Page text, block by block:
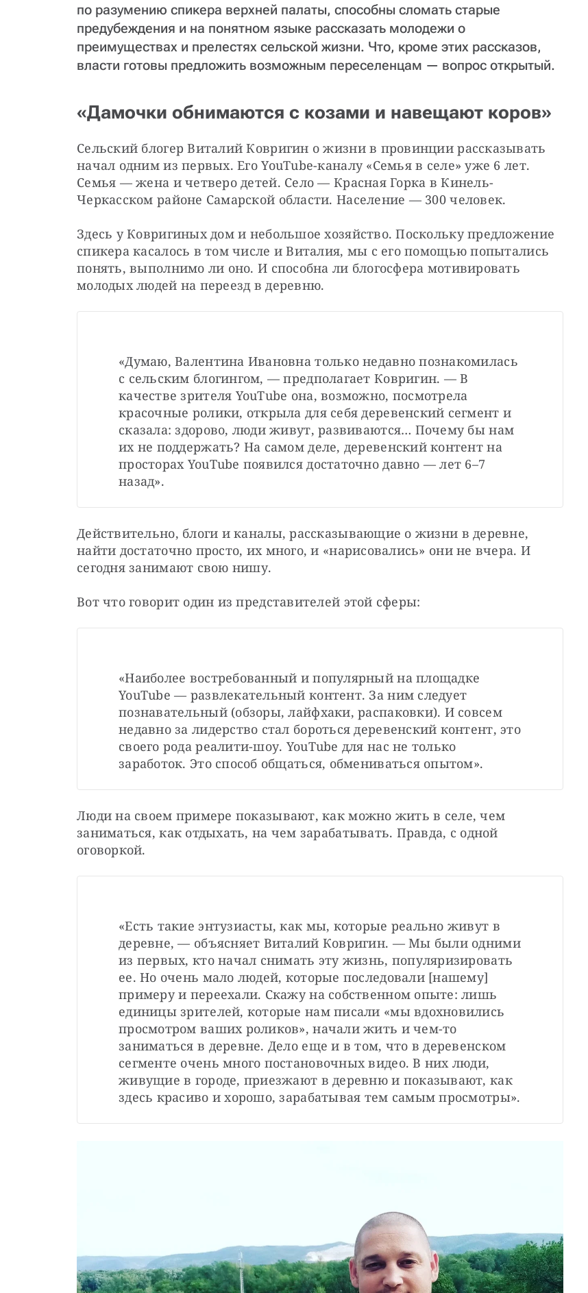
по разумению спикера верхней палаты, способны сломать старые
предубеждения и на понятном языке рассказать молодежи о
преимуществах и прелестях сельской жизни. Что, кроме этих рассказов,
власти готовы предложить возможным переселенцам — вопрос открытый.
«Дамочки обнимаются с козами и навещают коров»
Сельский блогер Виталий Ковригин о жизни в провинции рассказывать
начал одним из первых. Его YouTube-каналу «Семья в селе» уже 6 лет.
Семья — жена и четверо детей. Село — Красная Горка в Кинель-
Черкасском районе Самарской области. Население — 300 человек.
Здесь у Ковригиных дом и небольшое хозяйство. Поскольку предложение
спикера касалось в том числе и Виталия, мы с его помощью попытались
понять, выполнимо ли оно. И способна ли блогосфера мотивировать
молодых людей на переезд в деревню.
«Думаю, Валентина Ивановна только недавно познакомилась
с сельским блогингом, — предполагает Ковригин. — В
качестве зрителя YouTube она, возможно, посмотрела
красочные ролики, открыла для себя деревенский сегмент и
сказала: здорово, люди живут, развиваются… Почему бы нам
их не поддержать? На самом деле, деревенский контент на
просторах YouTube появился достаточно давно — лет 6–7
назад».
Действительно, блоги и каналы, рассказывающие о жизни в деревне,
найти достаточно просто, их много, и «нарисовались» они не вчера. И
сегодня занимают свою нишу.
Вот что говорит один из представителей этой сферы:
«Наиболее востребованный и популярный на площадке
YouTube — развлекательный контент. За ним следует
познавательный (обзоры, лайфхаки, распаковки). И совсем
недавно за лидерство стал бороться деревенский контент, это
своего рода реалити-шоу. YouTubе для нас не только
заработок. Это способ общаться, обмениваться опытом».
Люди на своем примере показывают, как можно жить в селе, чем
заниматься, как отдыхать, на чем зарабатывать. Правда, с одной
оговоркой.
«Есть такие энтузиасты, как мы, которые реально живут в
деревне, — объясняет Виталий Ковригин. — Мы были одними
из первых, кто начал снимать эту жизнь, популяризировать
ее. Но очень мало людей, которые последовали [нашему]
примеру и переехали. Скажу на собственном опыте: лишь
единицы зрителей, которые нам писали «мы вдохновились
просмотром ваших роликов», начали жить и чем-то
заниматься в деревне. Дело еще и в том, что в деревенском
сегменте очень много постановочных видео. В них люди,
живущие в городе, приезжают в деревню и показывают, как
здесь красиво и хорошо, зарабатывая тем самым просмотры».